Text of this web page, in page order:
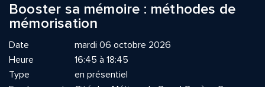
Booster sa mémoire : méthodes de
mémorisation
Date
mardi 06 octobre 2026
Heure
16:45 à 18:45
Type
en présentiel